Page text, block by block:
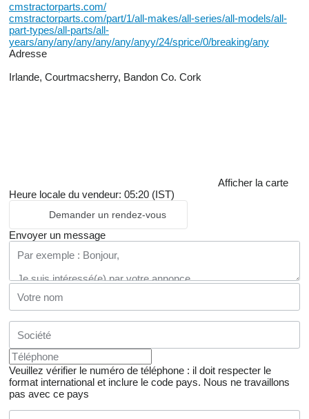
cmstractorparts.com/
cmstractorparts.com/part/1/all-makes/all-series/all-models/all-
part-types/all-parts/all-
years/any/any/any/any/any/anyy/24/sprice/0/breaking/any
Adresse
Irlande, Courtmacsherry, Bandon Co. Cork
Afficher la carte
Heure locale du vendeur: 05:20 (IST)
Demander un rendez-vous
Envoyer un message
Veuillez vérifier le numéro de téléphone : il doit respecter le
format international et inclure le code pays. Nous ne travaillons
pas avec ce pays